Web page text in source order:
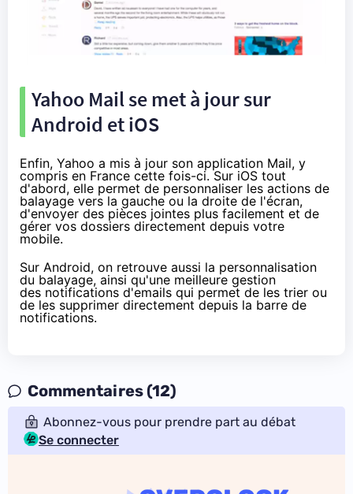
Yahoo Mail se met à jour sur
Android et iOS
Enfin, Yahoo a mis à jour son application Mail, y
compris en France cette fois-ci.Sur iOS tout
d'abord, elle permet de personnaliser les actions de
balayage vers la gauche ou la droite de l'écran,
d'envoyer des pièces jointes plus facilement et de
gérer vos dossiers directement depuis votre
mobile.
Sur Android, on retrouve aussi la personnalisation
du balayage, ainsi qu'une meilleure gestion
des notifications d'emails qui permet de les trier ou
de les supprimer directement depuis la barre de
notifications.
Commentaires (12)
Abonnez-vous pour prendre part au débat
Se connecter